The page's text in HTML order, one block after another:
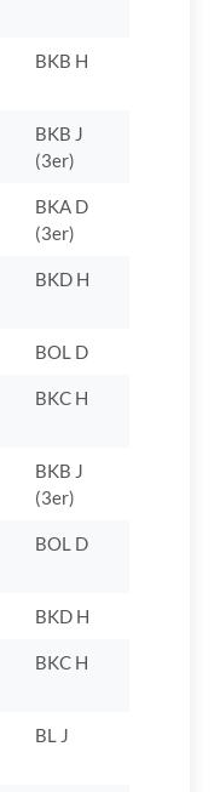
BKB H
BKB J
(3er)
BKA D
(3er)
BKD H
BOL D
BKC H
BKB J
(3er)
BOL D
BKD H
BKC H
BL J